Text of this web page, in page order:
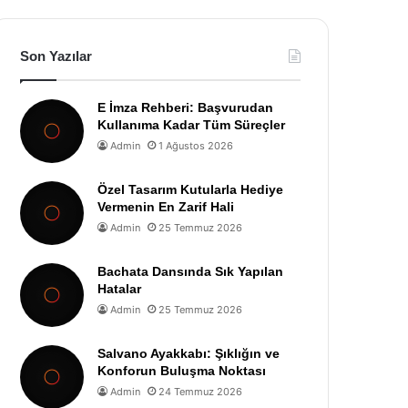
Son Yazılar
E İmza Rehberi: Başvurudan
Kullanıma Kadar Tüm Süreçler
Admin 1 Ağustos 2026
Özel Tasarım Kutularla Hediye
Vermenin En Zarif Hali
Admin 25 Temmuz 2026
Bachata Dansında Sık Yapılan
Hatalar
Admin 25 Temmuz 2026
Salvano Ayakkabı: Şıklığın ve
Konforun Buluşma Noktası
Admin 24 Temmuz 2026